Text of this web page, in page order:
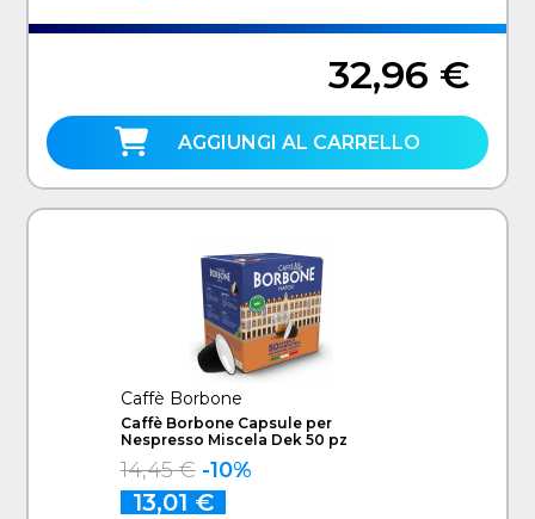
32,96 €
AGGIUNGI AL CARRELLO
Caffè Borbone
Caffè Borbone Capsule per
Nespresso Miscela Dek 50 pz
14,45 € -10%
13,01 €